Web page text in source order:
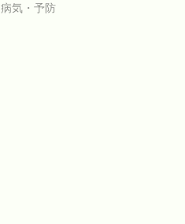
病気・予防